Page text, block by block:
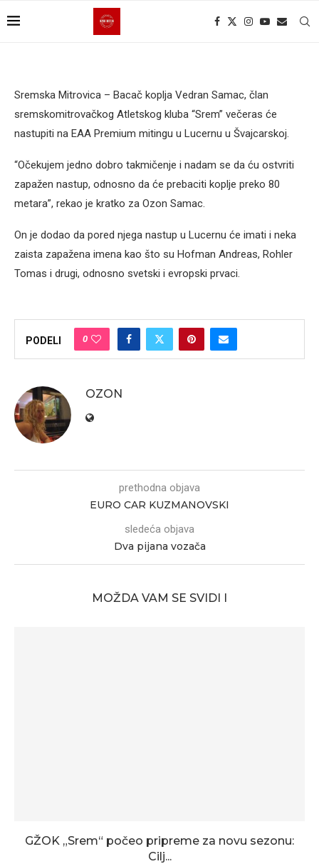
Sremska Mitrovica – Bacač koplja Vedran Samac, član
sremskomitrovačkog Atletskog kluba “Srem” večeras će
nastupiti na EAA Premium mitingu u Lucernu u Švajcarskoj.
“Očekujem jedno dobro takmičenje i nadam se da ću ostvriti
zapažen nastup, odnosno da će prebaciti koplje preko 80
metara”, rekao je kratko za Ozon Samac.
On je dodao da pored njega nastup u Lucernu će imati i neka
zaista zapažena imena kao što su Hofman Andreas, Rohler
Tomas i drugi, odnosno svetski i evropski prvaci.
PODELI 0
OZON
prethodna objava
EURO CAR KUZMANOVSKI
sledeća objava
Dva pijana vozača
MOŽDA VAM SE SVIDI I
GŽOK „Srem“ počeo pripreme za novu sezonu:
Cilj...